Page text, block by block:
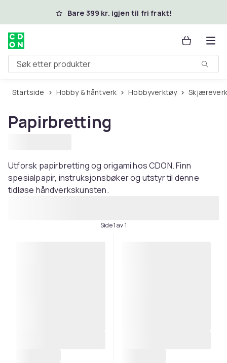
Hopp til hovedinnholdBare 399 kr. igjen til fri frakt!
Søk etter produkter
Startside Hobby & håntverk Hobbyverktøy
Papirbretting
Utforsk papirbretting og origami hos CDON. Finn
spesialpapir, instruksjonsbøker og utstyr til denne
tidløse håndverkskunsten.
Side 1 av 1